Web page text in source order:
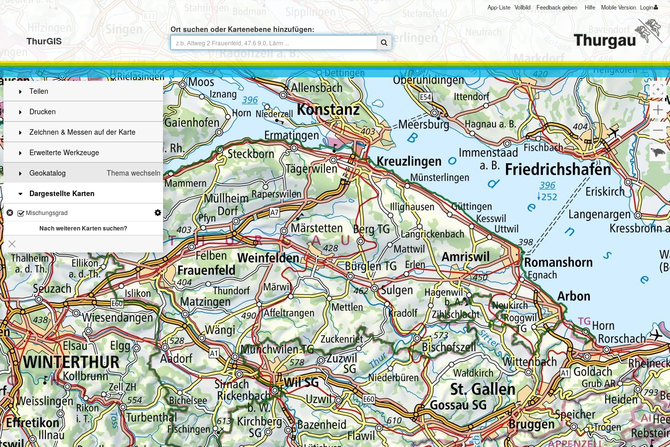
ThurGIS
Ort suchen oder Kartenebene hinzufügen:
App-Liste Vollbild Feedback geben Hilfe Mobile Version Login
Teilen
Drucken
Zeichnen & Messen auf der Karte
Erweiterte Werkzeuge
Thema wechseln
Geokatalog
Dargestellte Karten
Mischungsgrad
Nach weiteren Karten suchen?